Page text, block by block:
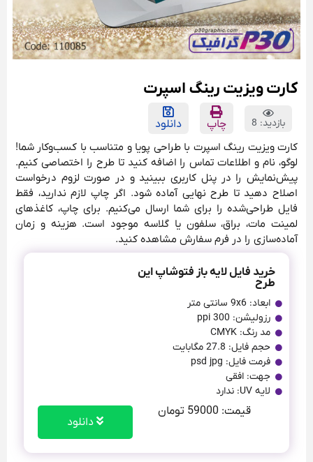
کارت ویزیت رینگ اسپرت
بازدید: 8 چاپ
دانلود
کارت ویزیت رینگ اسپرت با طراحی پویا و متناسب با کسب‌وکار شما!
لوگو، نام و اطلاعات تماس را اضافه کنید تا طرح را اختصاصی کنیم.
پیش‌نمایش را در پنل کاربری ببینید و در صورت لزوم درخواست
اصلاح دهید تا طرح نهایی آماده شود. اگر چاپ لازم ندارید، فقط
فایل طراحی‌شده را برای شما ارسال می‌کنیم. برای چاپ، کاغذهای
لمینت مات، براق، سلفون یا گلاسه موجود است. هزینه و زمان
آماده‌سازی را در فرم سفارش مشاهده کنید.
خرید فایل لایه باز فتوشاپ این
طرح
ابعاد: 9x6 سانتی متر
رزولیشن: 300 ppi
مد رنگ: CMYK
حجم فایل: 27.8 مگابایت
فرمت فایل: psd jpg
جهت: افقی
لایه UV: ندارد
قیمت: 59000 تومان
دانلود